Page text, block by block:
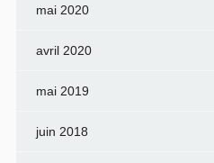
mai 2020
avril 2020
mai 2019
juin 2018